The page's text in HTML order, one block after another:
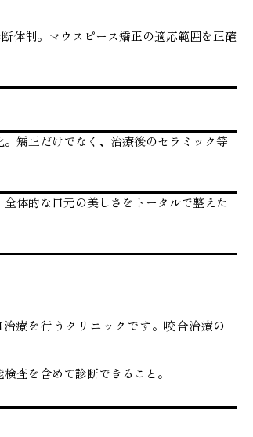
体制。マウスピース矯正の適応範囲を正確
矯正だけでなく、治療後のセラミック等
体的な口元の美しさをトータルで整えた
療を行うクリニックです。咬合治療の
査を含めて診断できること。